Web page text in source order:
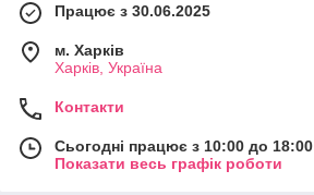
Працює з 30.06.2025
м. Харків
Харків, Україна
Контакти
Сьогодні працює з 10:00 до 18:00
Показати весь графік роботи